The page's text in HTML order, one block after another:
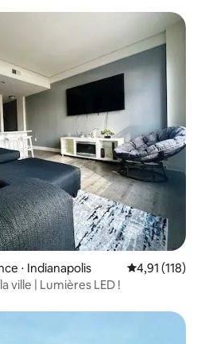
⋅ Indianapolis Évaluation
4,91 (118)
ville | Lumières LED !